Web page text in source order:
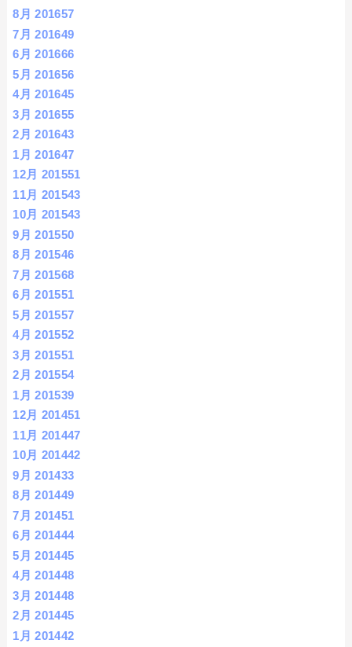
8月 201657
7月 201649
6月 201666
5月 201656
4月 201645
3月 201655
2月 201643
1月 201647
12月 201551
11月 201543
10月 201543
9月 201550
8月 201546
7月 201568
6月 201551
5月 201557
4月 201552
3月 201551
2月 201554
1月 201539
12月 201451
11月 201447
10月 201442
9月 201433
8月 201449
7月 201451
6月 201444
5月 201445
4月 201448
3月 201448
2月 201445
1月 201442